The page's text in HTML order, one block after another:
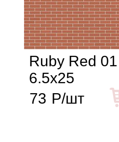
Ruby Red 01
6.5x25
73 Р/шт